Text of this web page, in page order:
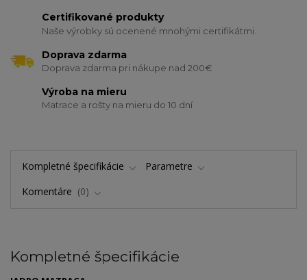
Certifikované produkty
Naše výrobky sú ocenené mnohými certifikátmi.
Doprava zdarma
Doprava zdarma pri nákupe nad 200€
Výroba na mieru
Matrace a rošty na mieru do 10 dní
Kompletné špecifikácie
Parametre
Komentáre
0
Kompletné špecifikácie